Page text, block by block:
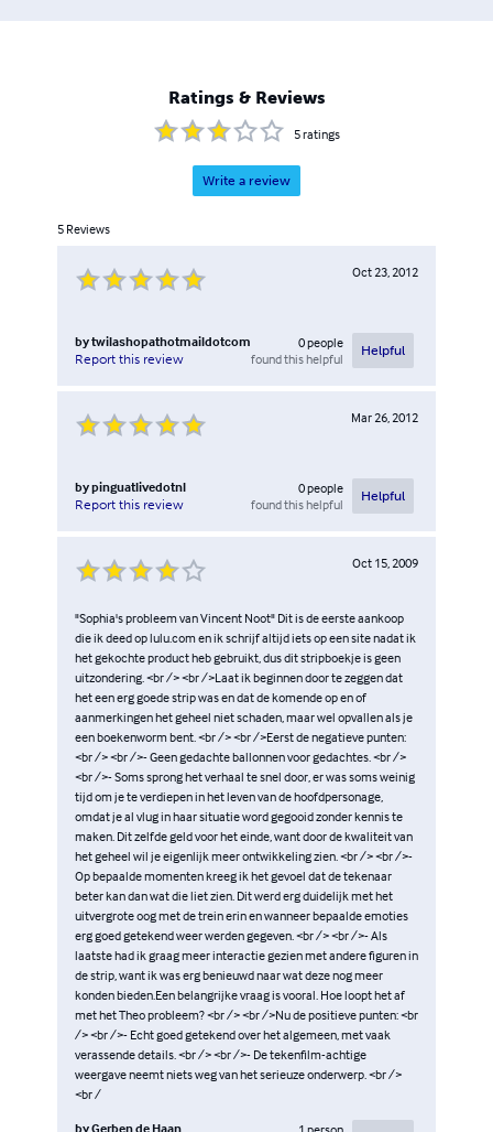
Ratings & Reviews
5ratings
Write a review
5 Reviews
Oct 23, 2012
bytwilashopathotmaildotcom
Report this review
0people
found this helpful
Helpful
Mar 26, 2012
bypinguatlivedotnl
Report this review
0people
found this helpful
Helpful
Oct 15, 2009
"Sophia's probleem van Vincent Noot" Dit is de eerste aankoop
die ik deed op lulu.com en ik schrijf altijd iets op een site nadat ik
het gekochte product heb gebruikt, dus dit stripboekje is geen
uitzondering. <br /> <br />Laat ik beginnen door te zeggen dat
het een erg goede strip was en dat de komende op en of
aanmerkingen het geheel niet schaden, maar wel opvallen als je
een boekenworm bent. <br /> <br />Eerst de negatieve punten:
<br /> <br />- Geen gedachte ballonnen voor gedachtes. <br />
<br />- Soms sprong het verhaal te snel door, er was soms weinig
tijd om je te verdiepen in het leven van de hoofdpersonage,
omdat je al vlug in haar situatie word gegooid zonder kennis te
maken. Dit zelfde geld voor het einde, want door de kwaliteit van
het geheel wil je eigenlijk meer ontwikkeling zien. <br /> <br />-
Op bepaalde momenten kreeg ik het gevoel dat de tekenaar
beter kan dan wat die liet zien. Dit werd erg duidelijk met het
uitvergrote oog met de trein erin en wanneer bepaalde emoties
erg goed getekend weer werden gegeven. <br /> <br />- Als
laatste had ik graag meer interactie gezien met andere figuren in
de strip, want ik was erg benieuwd naar wat deze nog meer
konden bieden.Een belangrijke vraag is vooral. Hoe loopt het af
met het Theo probleem? <br /> <br />Nu de positieve punten: <br
/> <br />- Echt goed getekend over het algemeen, met vaak
verassende details. <br /> <br />- De tekenfilm-achtige
weergave neemt niets weg van het serieuze onderwerp. <br />
<br /
byGerben de Haan